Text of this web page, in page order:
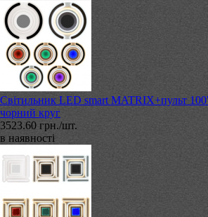
Світильник LED smart MATRIX+пульт
чорний круг
3523.60 грн./шт.
в наявності